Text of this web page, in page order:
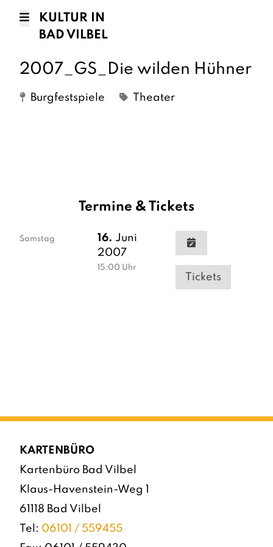
KULTUR IN
BAD VILBEL
2007_GS_Die wilden Hühner
Burgfestspiele Theater
Termine & Tickets
Samstag 16. Juni
2007
15:00 Uhr
Tickets
KARTENBÜRO
Kartenbüro Bad Vilbel
Klaus-Havenstein-Weg 1
61118 Bad Vilbel
Tel: 06101 / 559455